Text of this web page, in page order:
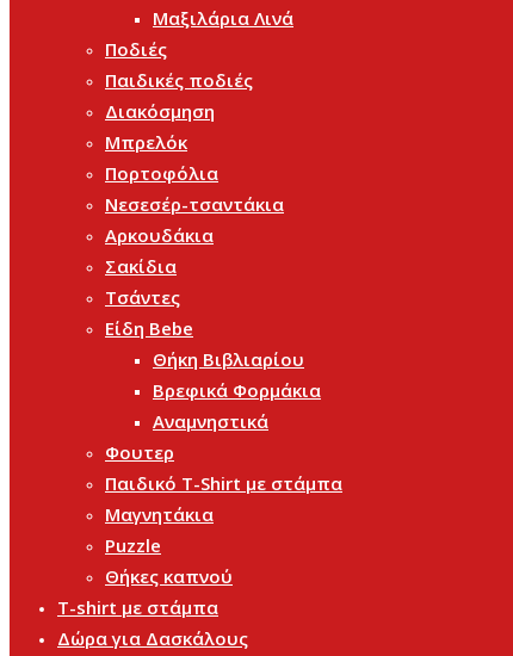
Μαξιλάρια Λινά
Ποδιές
Παιδικές ποδιές
Διακόσμηση
Μπρελόκ
Πορτοφόλια
Νεσεσέρ-τσαντάκια
Αρκουδάκια
Σακίδια
Τσάντες
Είδη Bebe
Θήκη Βιβλιαρίου
Βρεφικά Φορμάκια
Αναμνηστικά
Φουτερ
Παιδικό T-Shirt με στάμπα
Μαγνητάκια
Puzzle
Θήκες καπνού
T-shirt με στάμπα
Δώρα για Δασκάλους